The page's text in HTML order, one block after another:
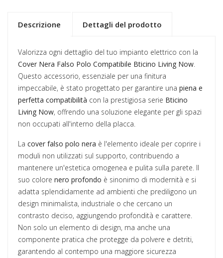
Descrizione Dettagli del prodotto
Valorizza ogni dettaglio del tuo impianto elettrico con la
Cover Nera Falso Polo Compatibile Bticino Living Now.
Questo accessorio, essenziale per una finitura
impeccabile, è stato progettato per garantire una piena e
perfetta compatibilità con la prestigiosa serie Bticino
Living Now, offrendo una soluzione elegante per gli spazi
non occupati all'interno della placca.
La cover falso polo nera è l'elemento ideale per coprire i
moduli non utilizzati sul supporto, contribuendo a
mantenere un'estetica omogenea e pulita sulla parete. Il
suo colore nero profondo è sinonimo di modernità e si
adatta splendidamente ad ambienti che prediligono un
design minimalista, industriale o che cercano un
contrasto deciso, aggiungendo profondità e carattere.
Non solo un elemento di design, ma anche una
componente pratica che protegge da polvere e detriti,
garantendo al contempo una maggiore sicurezza